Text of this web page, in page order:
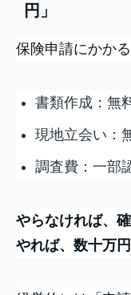
円」
保険申請にかかる
書類作成：無
現地立会い：
調査費：一部
やらなければ、確
やれば、数十万